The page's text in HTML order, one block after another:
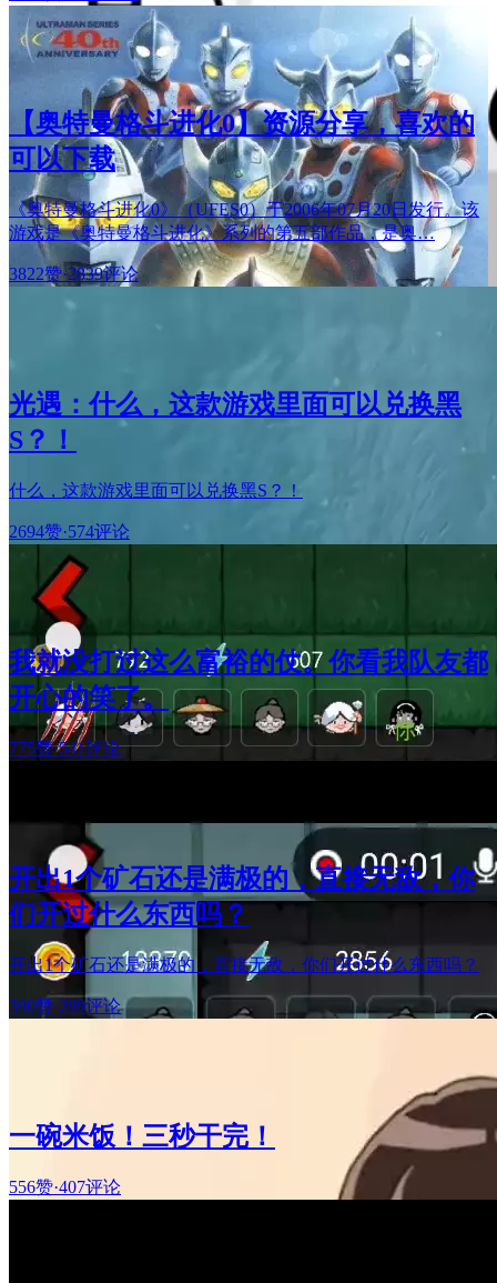
【奥特曼格斗进化0】资源分享，喜欢的
可以下载
《奥特曼格斗进化0》（UFES0）于2006年07月20日发行。该
游戏是《奥特曼格斗进化》系列的第五部作品，是奥…
3822赞·2839评论
光遇：什么，这款游戏里面可以兑换黑
S？！
什么，这款游戏里面可以兑换黑S？！
2694赞·574评论
我就没打过这么富裕的仗。你看我队友都
开心的笑了。
775赞·541评论
开出1个矿石还是满极的，直接无敌，你
们开过什么东西吗？
开出1个矿石还是满极的，直接无敌，你们开过什么东西吗？
390赞·289评论
一碗米饭！三秒干完！
556赞·407评论